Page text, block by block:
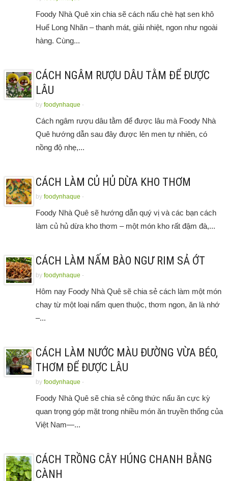
Foody Nhà Quê xin chia sẽ cách nấu chè hạt sen khô
Huế Long Nhãn – thanh mát, giải nhiệt, ngon như ngoài
hàng. Cùng...
CÁCH NGÂM RƯỢU DÂU TẰM ĐỂ ĐƯỢC
LÂU
by foodynhaque -
Cách ngâm rượu dâu tằm để được lâu mà Foody Nhà
Quê hướng dẫn sau đây được lên men tự nhiên, có
nồng độ nhẹ,...
CÁCH LÀM CỦ HỦ DỪA KHO THƠM
by foodynhaque -
Foody Nhà Quê sẽ hướng dẫn quý vị và các bạn cách
làm củ hủ dừa kho thơm – một món kho rất đậm đà,...
CÁCH LÀM NẤM BÀO NGƯ RIM SẢ ỚT
by foodynhaque -
Hôm nay Foody Nhà Quê sẽ chia sẻ cách làm một món
chay từ một loại nấm quen thuộc, thơm ngon, ăn là nhớ
–...
CÁCH LÀM NƯỚC MÀU ĐƯỜNG VỪA BÉO,
THƠM ĐỂ ĐƯỢC LÂU
by foodynhaque -
Foody Nhà Quê sẽ chia sẻ công thức nấu ăn cực kỳ
quan trọng góp mặt trong nhiều món ăn truyền thống của
Việt Nam—...
CÁCH TRỒNG CÂY HÚNG CHANH BẰNG
CÀNH